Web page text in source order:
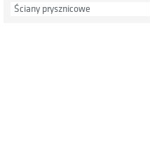
Ściany prysznicowe